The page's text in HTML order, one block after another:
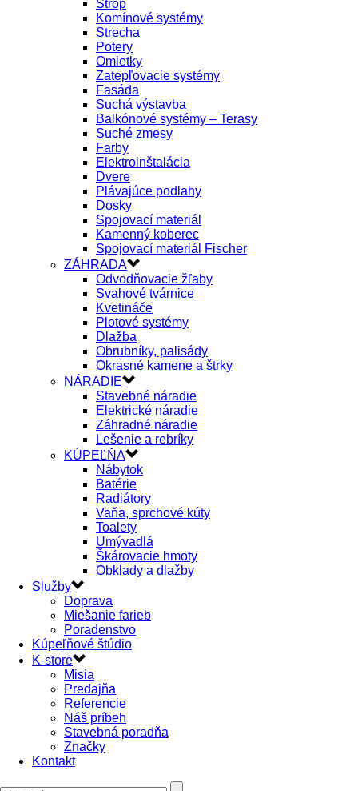
Strop
Komínové systémy
Strecha
Potery
Omietky
Zatepľovacie systémy
Fasáda
Suchá výstavba
Balkónové systémy – Terasy
Suché zmesy
Farby
Elektroinštalácia
Dvere
Plávajúce podlahy
Dosky
Spojovací materiál
Kamenný koberec
Spojovací materiál Fischer
ZÁHRADA
Odvodňovacie žľaby
Svahové tvárnice
Kvetináče
Plotové systémy
Dlažba
Obrubníky, palisády
Okrasné kamene a štrky
NÁRADIE
Stavebné náradie
Elektrické náradie
Záhradné náradie
Lešenie a rebríky
KÚPEĽŇA
Nábytok
Batérie
Radiátory
Vaňa, sprchové kúty
Toalety
Umývadlá
Škárovacie hmoty
Obklady a dlažby
Služby
Doprava
Miešanie farieb
Poradenstvo
Kúpeľňové štúdio
K-store
Misia
Predajňa
Referencie
Náš príbeh
Stavebná poradňa
Značky
Kontakt